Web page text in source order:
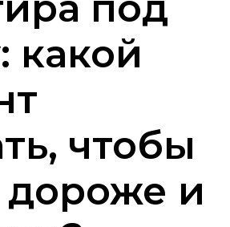
какой
чтобы
дороже и